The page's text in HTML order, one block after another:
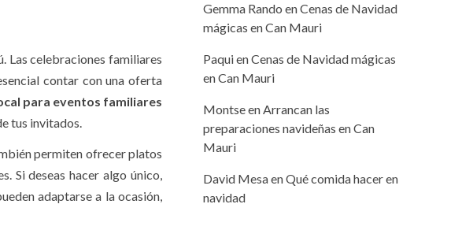
Las celebraciones familiares
contar con una oferta
para eventos familiares
tus invitados.
permiten ofrecer platos
Si deseas hacer algo único,
adaptarse a la ocasión,
Gemma Rando enCenas de Navidad
mágicas en Can Mauri
PaquienCenas de Navidad mágicas
en Can Mauri
MontseenArrancan las
preparaciones navideñas en Can
Mauri
David MesaenQué comida hacer en
navidad